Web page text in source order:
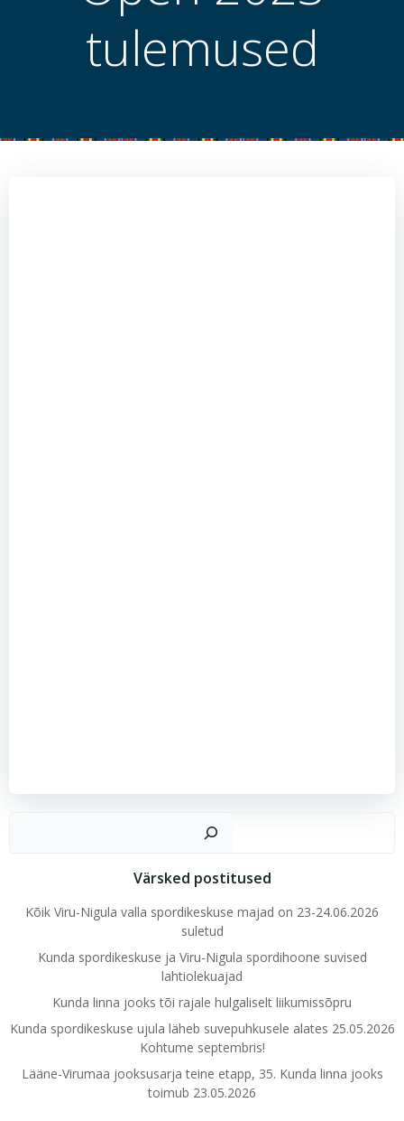
tulemused
Värsked postitused
Kõik Viru-Nigula valla spordikeskuse majad on 23-24.06.2026
suletud
Kunda spordikeskuse ja Viru-Nigula spordihoone suvised
lahtiolekuajad
Kunda linna jooks tõi rajale hulgaliselt liikumissõpru
Kunda spordikeskuse ujula läheb suvepuhkusele alates 25.05.2026
Kohtume septembris!
Lääne-Virumaa jooksusarja teine etapp, 35. Kunda linna jooks
toimub 23.05.2026